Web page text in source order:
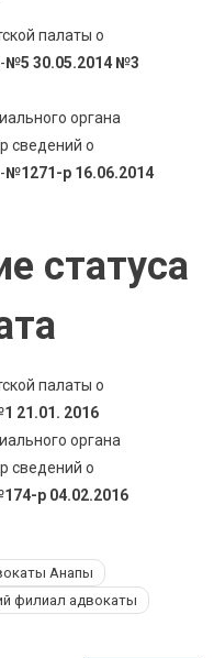
палаты о
№5 30.05.2014 №3
органа
сведений о
№1271-р 16.06.2014
статуса
палаты о
21.01. 2016
органа
сведений о
р 04.02.2016
Анапы
филиал адвокаты